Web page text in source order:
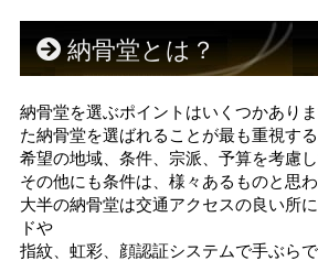
納骨堂とは？
納骨堂を選ぶポイントはいくつかあり
た納骨堂を選ばれることが最も重視する
希望の地域、条件、宗派、予算を考慮
その他にも条件は、様々あるものと思わ
大半の納骨堂は交通アクセスの良い所
ドや
指紋、虹彩、顔認証システムで手ぶら